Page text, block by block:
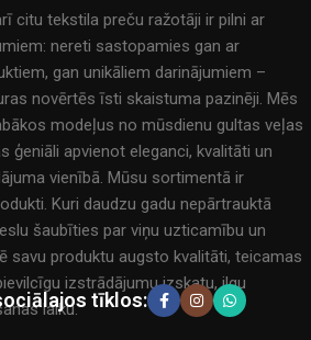
citu tekstila preču ražotāji ir pilni ar
nereti sastopamies gan ar
gan unikāliem darinājumiem –
novērtēs īsti skaistuma pazinēji. Mēs
modeļus no mūsdienu gultas veļas
ģeniāli apvienot eleganci, kvalitāti un
vienībā. Mūsu sortimentā ir
Kuri daudzu gadu nepārtrauktā
šaubīties par viņu uzticamību un
savu produktu augsto kvalitāti, teicamas
izstrādājumu izskatu, ilgu
laiku.
tīklos: